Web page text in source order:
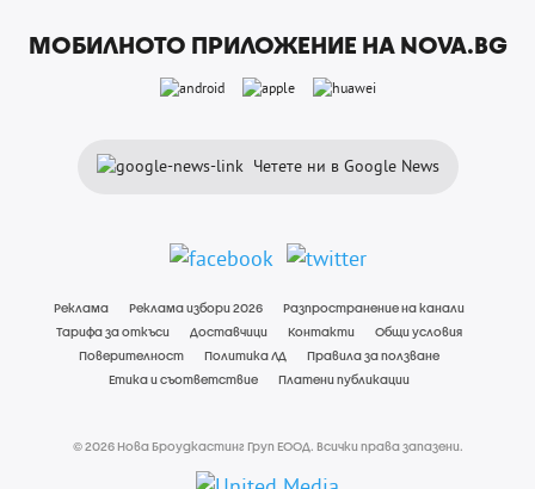
МОБИЛНОТО ПРИЛОЖЕНИЕ НА NOVA.BG
Четете ни в Google News
Реклама Реклама избори 2026
Разпространение на канали
Тарифа за откъси
Доставчици Контакти
Общи условия
Поверителност
Политика ЛД
Правила за ползване
Етика и съответствие
Платени публикации
© 2026 Нова Броудкастинг Груп ЕООД. Всички права запазени.